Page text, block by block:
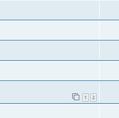
1 2